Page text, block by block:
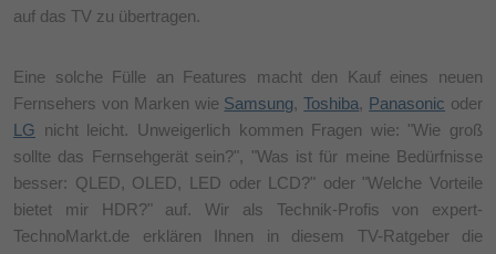
auf das TV zu übertragen.
Eine solche Fülle an Features macht den Kauf eines neuen
Fernsehers von Marken wie Samsung,Toshiba, Panasonic oder
LG nicht leicht. Unweigerlich kommen Fragen wie: "Wie groß
sollte das Fernsehgerät sein?", "Was ist für meine Bedürfnisse
besser: QLED, OLED, LED oder LCD?" oder "Welche Vorteile
bietet mir HDR?" auf. Wir als Technik-Profis von expert-
TechnoMarkt.de erklären Ihnen in diesem TV-Ratgeber die